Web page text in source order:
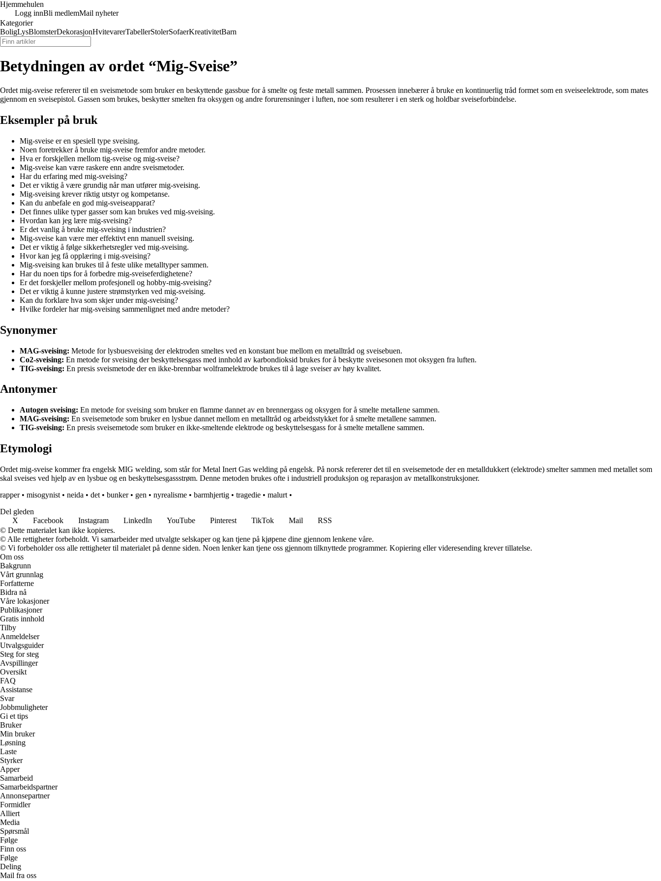
Hjemmehulen
Logg innBli medlemMail nyheter
Kategorier
BoligLysBlomsterDekorasjonHvitevarerTabellerStolerSofaerKreativitetBarn
Betydningen av ordet “Mig-Sveise”
Ordet mig-sveise refererer til en sveismetode som bruker en beskyttende gassbue for å smelte og feste metall sammen. Prosessen innebærer å bruke en kontinuerlig tråd formet som en sveiseelektrode, som mates
gjennom en sveisepistol. Gassen som brukes, beskytter smelten fra oksygen og andre forurensninger i luften, noe som resulterer i en sterk og holdbar sveiseforbindelse.
Eksempler på bruk
Mig-sveise er en spesiell type sveising.
Noen foretrekker å bruke mig-sveise fremfor andre metoder.
Hva er forskjellen mellom tig-sveise og mig-sveise?
Mig-sveise kan være raskere enn andre sveismetoder.
Har du erfaring med mig-sveising?
Det er viktig å være grundig når man utfører mig-sveising.
Mig-sveising krever riktig utstyr og kompetanse.
Kan du anbefale en god mig-sveiseapparat?
Det finnes ulike typer gasser som kan brukes ved mig-sveising.
Hvordan kan jeg lære mig-sveising?
Er det vanlig å bruke mig-sveising i industrien?
Mig-sveise kan være mer effektivt enn manuell sveising.
Det er viktig å følge sikkerhetsregler ved mig-sveising.
Hvor kan jeg få opplæring i mig-sveising?
Mig-sveising kan brukes til å feste ulike metalltyper sammen.
Har du noen tips for å forbedre mig-sveiseferdighetene?
Er det forskjeller mellom profesjonell og hobby-mig-sveising?
Det er viktig å kunne justere strømstyrken ved mig-sveising.
Kan du forklare hva som skjer under mig-sveising?
Hvilke fordeler har mig-sveising sammenlignet med andre metoder?
Synonymer
MAG-sveising: Metode for lysbuesveising der elektroden smeltes ved en konstant bue mellom en metalltråd og sveisebuen.
Co2-sveising: En metode for sveising der beskyttelsesgass med innhold av karbondioksid brukes for å beskytte sveisesonen mot oksygen fra luften.
TIG-sveising: En presis sveismetode der en ikke-brennbar wolframelektrode brukes til å lage sveiser av høy kvalitet.
Antonymer
Autogen sveising: En metode for sveising som bruker en flamme dannet av en brennergass og oksygen for å smelte metallene sammen.
MAG-sveising: En sveisemetode som bruker en lysbue dannet mellom en metalltråd og arbeidsstykket for å smelte metallene sammen.
TIG-sveising: En presis sveisemetode som bruker en ikke-smeltende elektrode og beskyttelsesgass for å smelte metallene sammen.
Etymologi
Ordet mig-sveise kommer fra engelsk MIG welding, som står for Metal Inert Gas welding på engelsk. På norsk refererer det til en sveisemetode der en metalldukkert (elektrode) smelter sammen med metallet som
skal sveises ved hjelp av en lysbue og en beskyttelsesgassstrøm. Denne metoden brukes ofte i industriell produksjon og reparasjon av metallkonstruksjoner.
rapper• misogynist • neida • det • bunker• gen • nyrealisme • barmhjertig • tragedie • malurt •
Del gleden
X
Facebook Instagram LinkedIn YouTube Pinterest TikTok Mail
RSS
© Dette materialet kan ikke kopieres.
© Alle rettigheter forbeholdt. Vi samarbeider med utvalgte selskaper og kan tjene på kjøpene dine gjennom lenkene våre.
© Vi forbeholder oss alle rettigheter til materialet på denne siden. Noen lenker kan tjene oss gjennom tilknyttede programmer. Kopiering eller videresending krever tillatelse.
Om oss
Bakgrunn
Vårt grunnlag
Forfatterne
Bidra nå
Våre lokasjoner
Publikasjoner
Gratis innhold
Tilby
Anmeldelser
Utvalgsguider
Steg for steg
Avspillinger
Oversikt
FAQ
Assistanse
Svar
Jobbmuligheter
Gi et tips
Bruker
Min bruker
Løsning
Laste
Styrker
Apper
Samarbeid
Samarbeidspartner
Annonsepartner
Formidler
Alliert
Media
Spørsmål
Følge
Finn oss
Følge
Deling
Mail fra oss